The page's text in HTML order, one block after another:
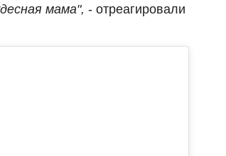
мама", - отреагировали